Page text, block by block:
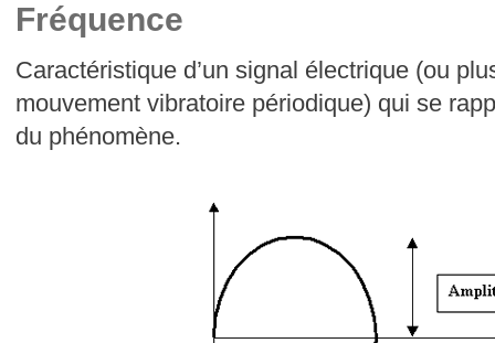
Fréquence
Caractéristique d’un signal électrique (ou
mouvement vibratoire périodique) qui se
du phénomène.